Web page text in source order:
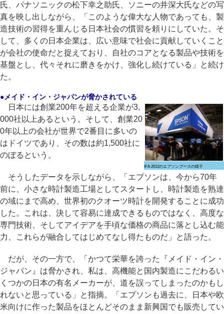
氏、パナソニックの松下幸之助氏、ソニーの井深大氏などの写
真を映し出しながら、「このような偉大な人物であっても、製
造技術の習得を重んじる日本社会の慣習を頼りにしていた。そ
して、多くの日本企業は、広い意味で社会に貢献していくこと
が会社の使命だと捉えており、自社のコアとなる製品や技術を
基盤とし、代々それに磨きをかけ、強化し続けている」と続け
た。
●メイド・イン・ジャパンが脅かされている
IFA 2012のエプソンブースの様子
日本には創業200年を超える企業が3,
000社以上あるという。そして、創業20
0年以上の会社が世界で2番目に多いの
はドイツであり、その数は約1,500社に
のぼるという。
そうしたデータを示しながら、「エプソンは、今から70年
前に、小さな時計製造工場としてスタートし、時計製造を熟達
の域にまで高め、世界初のクオーツ時計を開発することに成功
した。これは、決して容易に達成できるものではなく、高度な
専門技術、そしてアイデアを手頃な価格の商品に落とし込む能
力、これらが融合してはじめてなし得たものだ」と語った。
だが、その一方で、「かつて栄華を誇った『メイド・イン・
ジャパン』は脅かされ、私は、高機能と国内製造にこだわるい
くつかの日本の有名メーカーが、道を誤ってしまったのかもし
れないと思っている」と指摘。「エプソンも過去に、日本や欧
米向けに作った製品をほとんどそのまま新興国でも販売してい